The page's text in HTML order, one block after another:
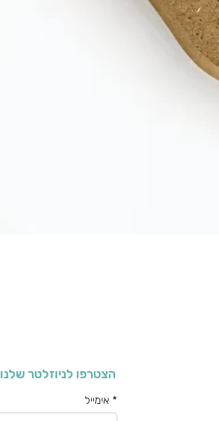
הצטרפו לניוזלטר שלנו
* אימייל